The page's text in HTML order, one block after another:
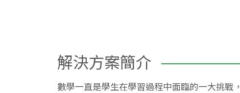
解決方案簡介
數學一直是學生在學習過程中面臨的一大挑戰